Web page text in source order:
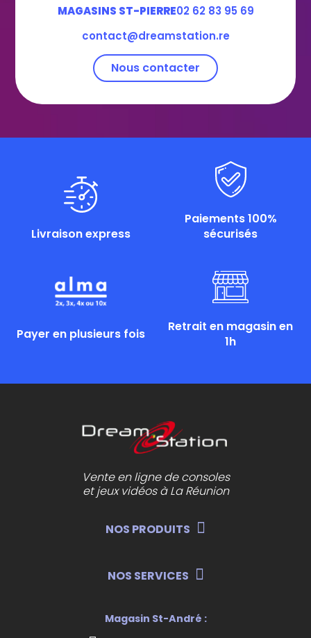
MAGASINS ST-PIERRE02 62 83 95 69
contact@dreamstation.re
Nous contacter
Livraison express
Paiements 100%
sécurisés
Payer en plusieurs fois
Retrait en magasin en
1h
Vente en ligne de consoles
et jeux vidéos à La Réunion
NOS PRODUITS
NOS SERVICES
Magasin St-André :